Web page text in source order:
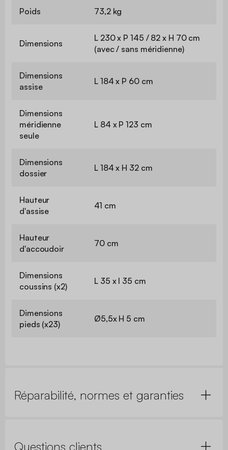
Poids 73,2 kg
Dimensions
L 230 x P 145 / 82 x H 70 cm
(avec / sans méridienne)
Dimensions
assise
L 184 x P 60 cm
Dimensions
méridienne
seule
L 84 x P 123 cm
Dimensions
dossier
L 184 x H 32 cm
Hauteur
d'assise
41 cm
Hauteur
d'accoudoir
70 cm
Dimensions
coussins (x2)
L 35 x l 35 cm
Dimensions
pieds (x23)
Ø5,5x H 5 cm
Réparabilité, normes et garanties
Questions clients